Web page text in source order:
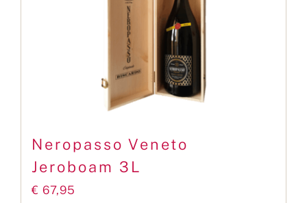
Neropasso Veneto
Jeroboam 3L
€ 67,95